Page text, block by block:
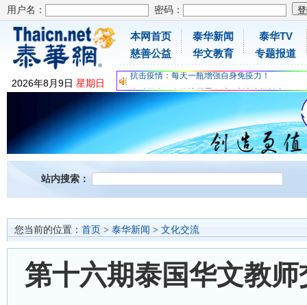
用户名： 密码：
2026年8月9日 星期日
本网首页
慈善公益
泰华新闻
华文教育
泰华TV
专题报道
为时不晚，人体胶原蛋白维C应该这样补充
关爱儿童健康，免费领取日本原装尤妮佳超立体
抗击疫情：每天一瓶增强自身免疫力！
为时不晚，人体胶原蛋白维C应该这样补充
关爱儿童健康，免费领取日本原装尤妮佳超立体
抗击疫情：每天一瓶增强自身免疫力！
站内搜索：
您当前的位置： 首页 > 泰华新闻 > 文化交流
第十六期泰国华文教